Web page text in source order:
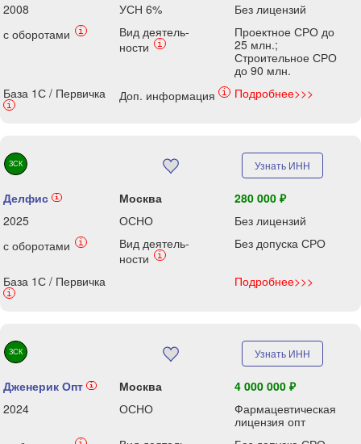
2008 УСН 6%
Без лицензий
с оборотами
i
Вид деятель-
ности
i
Проектное СРО до
25 млн.;
Строительное СРО
до 90 млн.
База 1С / Первичка
i
Доп. информация i Подробнее>>>
ЗСК Узнать ИНН
Делфис i Москва
280 000 ₽
2025
ОСНО
Без лицензий
с оборотами
i
Вид деятель-
ности
i
Без допуска СРО
База 1С / Первичка
i
Подробнее>>>
ЗСК Узнать ИНН
Дженерик Опт i Москва
4 000 000 ₽
2024
ОСНО
Фармацевтическая
лицензия опт